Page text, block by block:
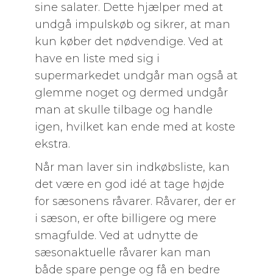
sine salater. Dette hjælper med at
undgå impulskøb og sikrer, at man
kun køber det nødvendige. Ved at
have en liste med sig i
supermarkedet undgår man også at
glemme noget og dermed undgår
man at skulle tilbage og handle
igen, hvilket kan ende med at koste
ekstra.
Når man laver sin indkøbsliste, kan
det være en god idé at tage højde
for sæsonens råvarer. Råvarer, der er
i sæson, er ofte billigere og mere
smagfulde. Ved at udnytte de
sæsonaktuelle råvarer kan man
både spare penge og få en bedre